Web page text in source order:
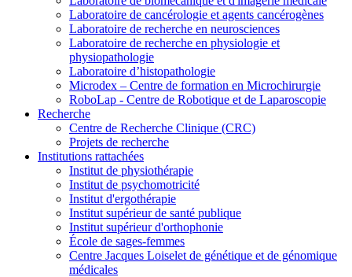
Laboratoire de cancérologie et agents cancérogènes
Laboratoire de recherche en neurosciences
Laboratoire de recherche en physiologie et
physiopathologie
Laboratoire d’histopathologie
Microdex – Centre de formation en Microchirurgie
RoboLap - Centre de Robotique et de Laparoscopie
Recherche
Centre de Recherche Clinique (CRC)
Projets de recherche
Institutions rattachées
Institut de physiothérapie
Institut de psychomotricité
Institut d'ergothérapie
Institut supérieur de santé publique
Institut supérieur d'orthophonie
École de sages-femmes
Centre Jacques Loiselet de génétique et de génomique
médicales